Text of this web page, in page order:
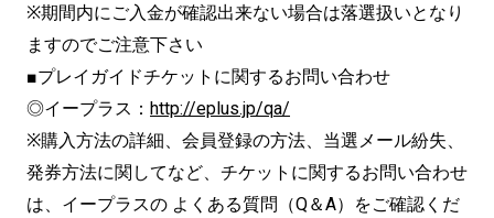
※期間内にご入金が確認出来ない場合は落選扱いとなり
ますのでご注意下さい
■プレイガイドチケットに関するお問い合わせ
◎イープラス： http://eplus.jp/qa/
※購入方法の詳細、会員登録の方法、当選メール紛失、
発券方法に関してなど、チケットに関するお問い合わせ
は、イープラスの よくある質問（Q＆A）をご確認くだ